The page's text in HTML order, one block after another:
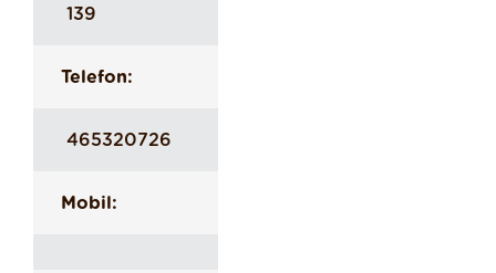
139
Telefon:
465320726
Mobil: